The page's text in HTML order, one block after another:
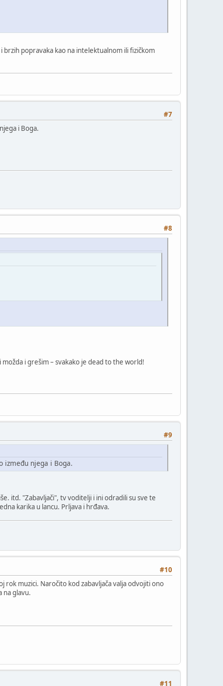
brzih popravaka kao na intelektualnom ili fizičkom
#7
i Boga.
#8
i grešim – svakako je dead to the world!
#9
između njega i Boga.
itd. "Zabavljači", tv voditelji i ini odradili su sve te
karika u lancu. Prljava i hrđava.
#10
rok muzici. Naročito kod zabavljača valja odvojiti ono
na glavu.
#11